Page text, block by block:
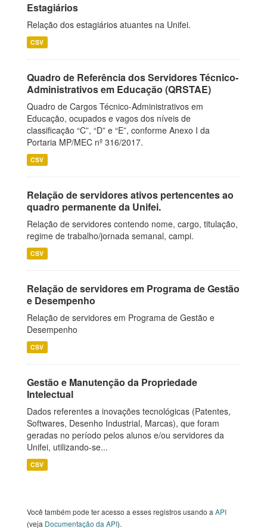
Estagiários
Relação dos estagiários atuantes na Unifei.
CSV
Quadro de Referência dos Servidores Técnico-
Administrativos em Educação (QRSTAE)
Quadro de Cargos Técnico-Administrativos em
Educação, ocupados e vagos dos níveis de
classificação “C”, “D” e “E”, conforme Anexo I da
Portaria MP/MEC nº 316/2017.
CSV
Relação de servidores ativos pertencentes ao
quadro permanente da Unifei.
Relação de servidores contendo nome, cargo, titulação,
regime de trabalho/jornada semanal, campi.
CSV
Relação de servidores em Programa de Gestão
e Desempenho
Relação de servidores em Programa de Gestão e
Desempenho
CSV
Gestão e Manutenção da Propriedade
Intelectual
Dados referentes a inovações tecnológicas (Patentes,
Softwares, Desenho Industrial, Marcas), que foram
geradas no período pelos alunos e/ou servidores da
Unifei, utilizando-se...
CSV
Você também pode ter acesso a esses registros usando a API
(veja Documentação da API).